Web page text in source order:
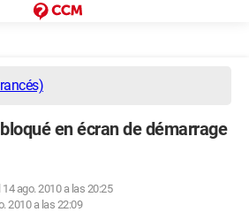
en écran de démarrage
14 ago. 2010 a las 20:25
2010 a las 22:09